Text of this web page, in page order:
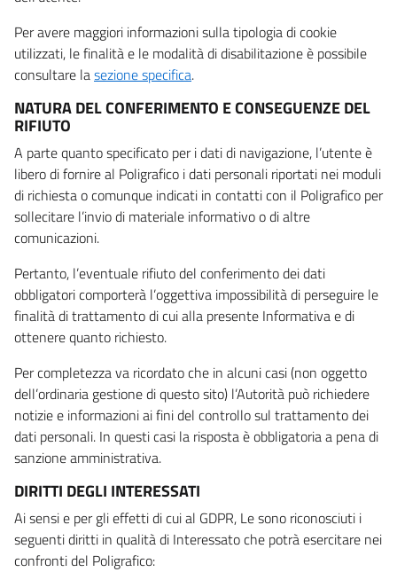
Per avere maggiori informazioni sulla tipologia di cookie
utilizzati, le finalità e le modalità di disabilitazione è possibile
consultare lasezione specifica.
NATURA DEL CONFERIMENTO E CONSEGUENZE DEL
RIFIUTO
A parte quanto specificato per i dati di navigazione, l’utente è
libero di fornire al Poligrafico i dati personali riportati nei moduli
di richiesta o comunque indicati in contatti con il Poligrafico per
sollecitare l’invio di materiale informativo o di altre
comunicazioni.
Pertanto, l’eventuale rifiuto del conferimento dei dati
obbligatori comporterà l’oggettiva impossibilità di perseguire le
finalità di trattamento di cui alla presente Informativa e di
ottenere quanto richiesto.
Per completezza va ricordato che in alcuni casi (non oggetto
dell’ordinaria gestione di questo sito) l’Autorità può richiedere
notizie e informazioni ai fini del controllo sul trattamento dei
dati personali. In questi casi la risposta è obbligatoria a pena di
sanzione amministrativa.
DIRITTI DEGLI INTERESSATI
Ai sensi e per gli effetti di cui al GDPR, Le sono riconosciuti i
seguenti diritti in qualità di Interessato che potrà esercitare nei
confronti del Poligrafico: